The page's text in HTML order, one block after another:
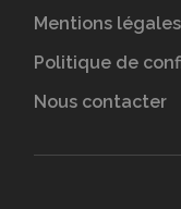
Mentions légales
Politique de
Nous contacter